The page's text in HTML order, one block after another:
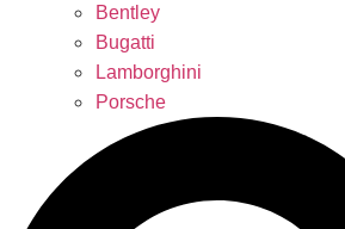
Bentley
Bugatti
Lamborghini
Porsche